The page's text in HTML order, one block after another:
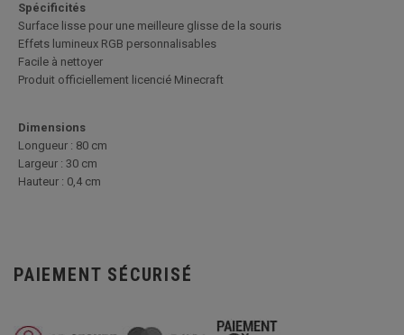
Spécificités
Surface lisse pour une meilleure glisse de la souris
Effets lumineux RGB personnalisables
Facile à nettoyer
Produit officiellement licencié Minecraft
Dimensions
Longueur : 80 cm
Largeur : 30 cm
Hauteur : 0,4 cm
PAIEMENT SÉCURISÉ